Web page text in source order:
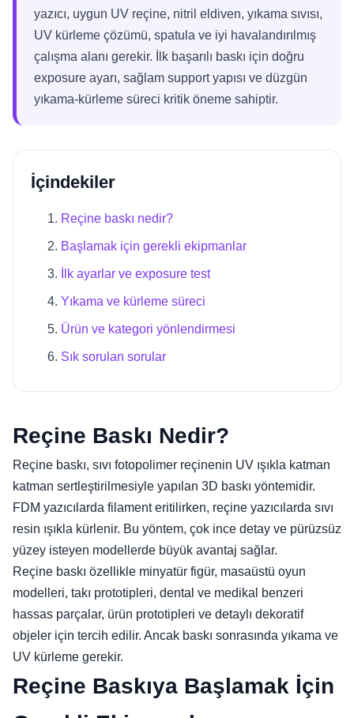
yazıcı, uygun UV reçine, nitril eldiven, yıkama sıvısı,
UV kürleme çözümü, spatula ve iyi havalandırılmış
çalışma alanı gerekir. İlk başarılı baskı için doğru
exposure ayarı, sağlam support yapısı ve düzgün
yıkama-kürleme süreci kritik öneme sahiptir.
İçindekiler
Reçine baskı nedir?
Başlamak için gerekli ekipmanlar
İlk ayarlar ve exposure test
Yıkama ve kürleme süreci
Ürün ve kategori yönlendirmesi
Sık sorulan sorular
Reçine Baskı Nedir?
Reçine baskı, sıvı fotopolimer reçinenin UV ışıkla katman
katman sertleştirilmesiyle yapılan 3D baskı yöntemidir.
FDM yazıcılarda filament eritilirken, reçine yazıcılarda sıvı
resin ışıkla kürlenir. Bu yöntem, çok ince detay ve pürüzsüz
yüzey isteyen modellerde büyük avantaj sağlar.
Reçine baskı özellikle minyatür figür, masaüstü oyun
modelleri, takı prototipleri, dental ve medikal benzeri
hassas parçalar, ürün prototipleri ve detaylı dekoratif
objeler için tercih edilir. Ancak baskı sonrasında yıkama ve
UV kürleme gerekir.
Reçine Baskıya Başlamak İçin